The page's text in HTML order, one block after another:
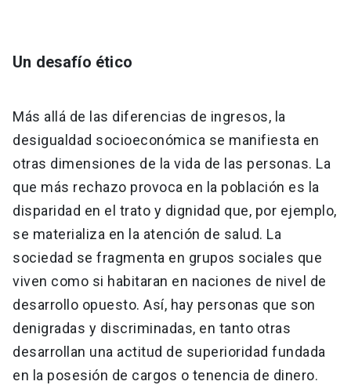
Un desafío ético
Más allá de las diferencias de ingresos, la
desigualdad socioeconómica se manifiesta en
otras dimensiones de la vida de las personas. La
que más rechazo provoca en la población es la
disparidad en el trato y dignidad que, por ejemplo,
se materializa en la atención de salud. La
sociedad se fragmenta en grupos sociales que
viven como si habitaran en naciones de nivel de
desarrollo opuesto. Así, hay personas que son
denigradas y discriminadas, en tanto otras
desarrollan una actitud de superioridad fundada
en la posesión de cargos o tenencia de dinero.